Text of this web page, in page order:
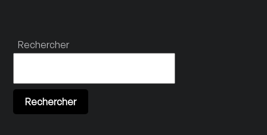
Rechercher
Rechercher